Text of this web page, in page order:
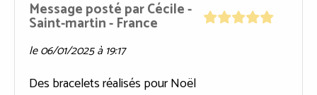
Message posté parCécile-
Saint-martin- France
le 06/01/2025 à 19:17
Des bracelets réalisés pour Noël